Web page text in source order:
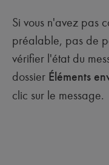
Si vous n'avez pas
préalable, pas de
vérifier l'état du
dossier Éléments
clic sur le message.